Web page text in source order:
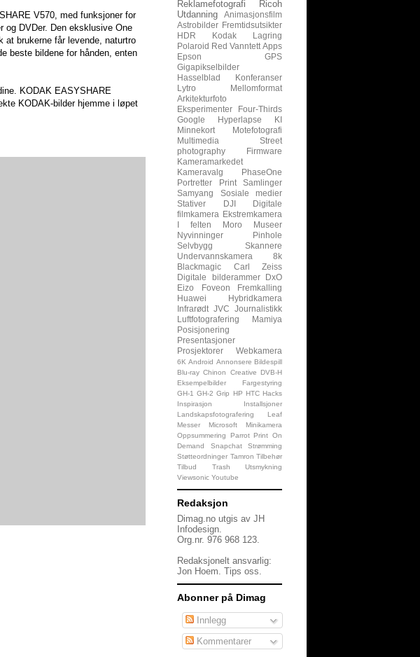
V570, med funksjoner for
og DVDer. Den eksklusive One
brukerne får levende, naturtro
beste bildene for hånden, enten
KODAK EASYSHARE
KODAK-bilder hjemme i løpet
Reklamefotografi
Ricoh
Utdanning
Animasjonsfilm
Astrobilder Fremtidsutsikter
HDR
Kodak
Lagring
Polaroid Red Vanntett Apps
Epson
GPS
Gigapikselbilder
Hasselblad
Konferanser
Lytro
Mellomformat
Arkitekturfoto
Eksperimenter
Four-Thirds
Google
Hyperlapse
KI
Minnekort
Motefotografi
Multimedia
Street
photography
Firmware
Kameramarkedet
Kameravalg
PhaseOne
Portretter
Print
Samlinger
Samyang
Sosiale medier
Stativer
DJI
Digitale
filmkamera Ekstremkamera
I felten
Moro
Museer
Nyvinninger
Pinhole
Selvbygg
Skannere
Undervannskamera
8k
Blackmagic
Carl Zeiss
Digitale bilderammer
DxO
Eizo
Foveon
Fremkalling
Huawei
Hybridkamera
Infrarødt JVC
Journalistikk
Luftfotografering
Mamiya
Posisjonering
Presentasjoner
Prosjektorer
Webkamera
6K Android Annonsere Bildespill
Blu-ray Chinon Creative
DVB-H
Eksempelbilder
Fargestyring
GH-1 GH-2 Grip HP HTC Hacks
Inspirasjon
Installsjoner
Landskapsfotografering
Leaf
Messer
Microsoft
Minikamera
Oppsummering
Parrot Print On
Demand
Snapchat
Strømming
Støtteordninger Tamron Tilbehør
Tilbud
Trash
Utsmykning
Viewsonic Youtube
Redaksjon
Dimag.no utgis av JH
Infodesign.
Org.nr. 976 968 123.
Redaksjonelt ansvarlig:
Jon Hoem. Tips oss
Abonner på Dimag
Innlegg
Kommentarer